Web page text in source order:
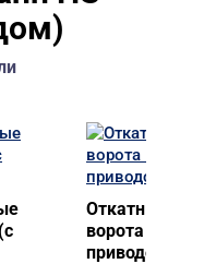
Откатные
ворота
приводом)